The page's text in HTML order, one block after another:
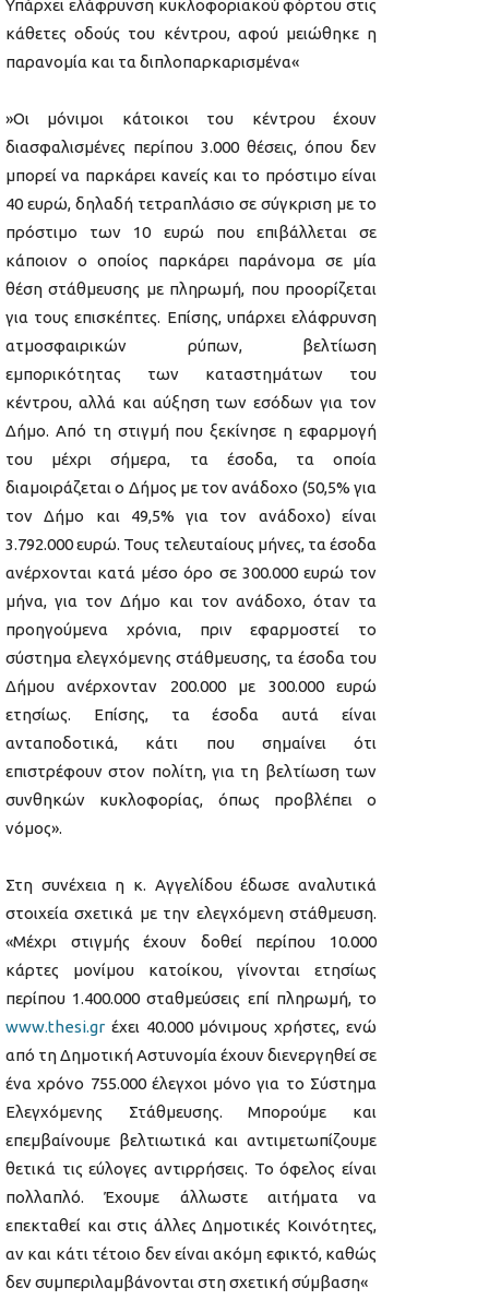
Υπάρχει ελάφρυνση κυκλοφοριακού φόρτου στις
κάθετες οδούς του κέντρου, αφού μειώθηκε η
παρανομία και τα διπλοπαρκαρισμένα«
»Οι μόνιμοι κάτοικοι του κέντρου έχουν
διασφαλισμένες περίπου 3.000 θέσεις, όπου δεν
μπορεί να παρκάρει κανείς και το πρόστιμο είναι
40 ευρώ, δηλαδή τετραπλάσιο σε σύγκριση με το
πρόστιμο των 10 ευρώ που επιβάλλεται σε
κάποιον ο οποίος παρκάρει παράνομα σε μία
θέση στάθμευσης με πληρωμή, που προορίζεται
για τους επισκέπτες. Επίσης, υπάρχει ελάφρυνση
ατμοσφαιρικών ρύπων, βελτίωση
εμπορικότητας των καταστημάτων του
κέντρου, αλλά και αύξηση των εσόδων για τον
Δήμο. Από τη στιγμή που ξεκίνησε η εφαρμογή
του μέχρι σήμερα, τα έσοδα, τα οποία
διαμοιράζεται ο Δήμος με τον ανάδοχο (50,5% για
τον Δήμο και 49,5% για τον ανάδοχο) είναι
3.792.000 ευρώ. Τους τελευταίους μήνες, τα έσοδα
ανέρχονται κατά μέσο όρο σε 300.000 ευρώ τον
μήνα, για τον Δήμο και τον ανάδοχο, όταν τα
προηγούμενα χρόνια, πριν εφαρμοστεί το
σύστημα ελεγχόμενης στάθμευσης, τα έσοδα του
Δήμου ανέρχονταν 200.000 με 300.000 ευρώ
ετησίως. Επίσης, τα έσοδα αυτά είναι
ανταποδοτικά, κάτι που σημαίνει ότι
επιστρέφουν στον πολίτη, για τη βελτίωση των
συνθηκών κυκλοφορίας, όπως προβλέπει ο
νόμος».
Στη συνέχεια η κ. Αγγελίδου έδωσε αναλυτικά
στοιχεία σχετικά με την ελεγχόμενη στάθμευση.
«Μέχρι στιγμής έχουν δοθεί περίπου 10.000
κάρτες μονίμου κατοίκου, γίνονται ετησίως
περίπου 1.400.000 σταθμεύσεις επί πληρωμή, το
www.thesi.gr έχει 40.000 μόνιμους χρήστες, ενώ
από τη Δημοτική Αστυνομία έχουν διενεργηθεί σε
ένα χρόνο 755.000 έλεγχοι μόνο για το Σύστημα
Ελεγχόμενης Στάθμευσης. Μπορούμε και
επεμβαίνουμε βελτιωτικά και αντιμετωπίζουμε
θετικά τις εύλογες αντιρρήσεις. Το όφελος είναι
πολλαπλό. Έχουμε άλλωστε αιτήματα να
επεκταθεί και στις άλλες Δημοτικές Κοινότητες,
αν και κάτι τέτοιο δεν είναι ακόμη εφικτό, καθώς
δεν συμπεριλαμβάνονται στη σχετική σύμβαση«